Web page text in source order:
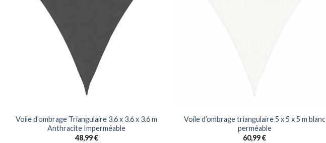
Voile d’ombrage Triangulaire 3.6 x 3.6 x 3.6 m
Anthracite Imperméable
48,99€
Voile d’ombrage triangulaire 5 x 5 x 5 m blanc
perméable
60,99€